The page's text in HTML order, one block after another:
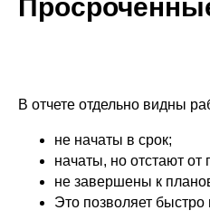
В отчете отдельно видны
не начаты в срок;
начаты, но отстают от
не завершены к
Это позволяет